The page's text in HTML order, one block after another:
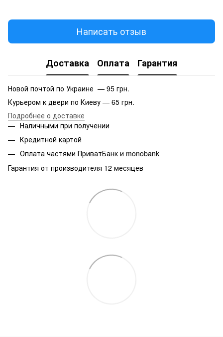
Написать отзыв
Доставка Оплата Гарантия
Новой почтой по Украине — 95 грн.
Курьером к двери по Киеву — 65 грн.
Подробнее о доставке
Наличными при получении
Кредитной картой
Оплата частями ПриватБанк и monobank
Гарантия от производителя 12 месяцев